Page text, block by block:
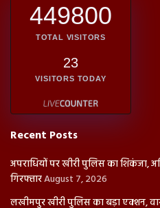
449800
TOTAL VISITORS
23
VISITORS TODAY
Recent Posts
अपराधियों पर खीरी पुलिस का शिकंजा,
गिरफ्तारAugust 7, 2026
लखीमपुर खीरी पुलिस का बड़ा एक्शन,